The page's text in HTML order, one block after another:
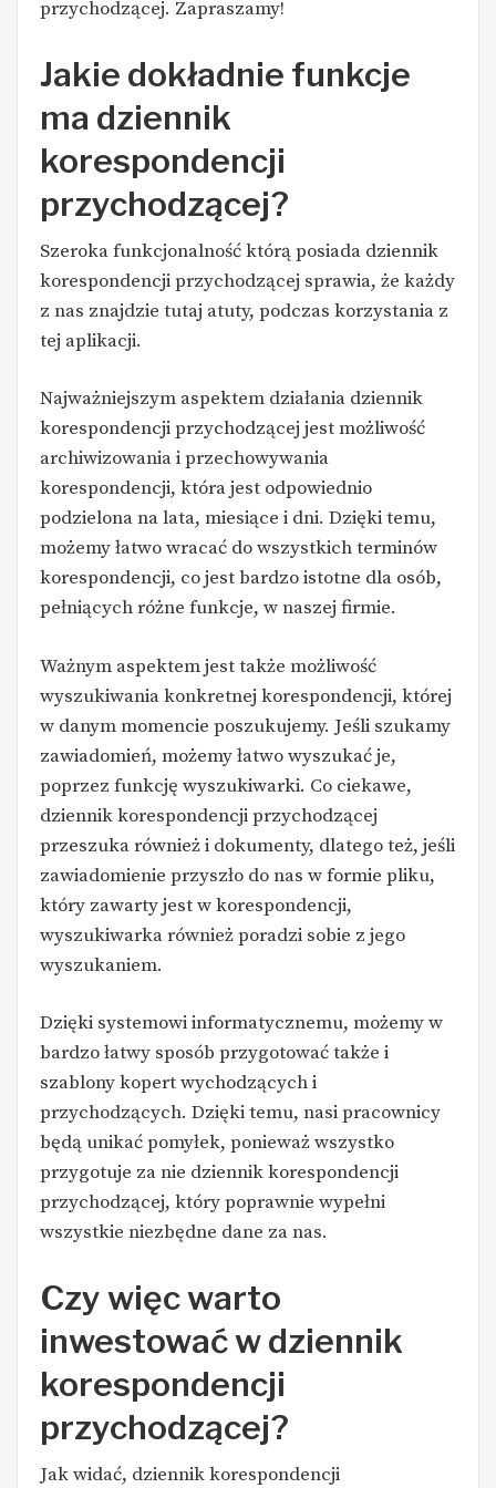
przychodzącej. Zapraszamy!
Jakie dokładnie funkcje
ma dziennik
korespondencji
przychodzącej?
Szeroka funkcjonalność którą posiada dziennik
korespondencji przychodzącej sprawia, że każdy
z nas znajdzie tutaj atuty, podczas korzystania z
tej aplikacji.
Najważniejszym aspektem działania dziennik
korespondencji przychodzącej jest możliwość
archiwizowania i przechowywania
korespondencji, która jest odpowiednio
podzielona na lata, miesiące i dni. Dzięki temu,
możemy łatwo wracać do wszystkich terminów
korespondencji, co jest bardzo istotne dla osób,
pełniących różne funkcje, w naszej firmie.
Ważnym aspektem jest także możliwość
wyszukiwania konkretnej korespondencji, której
w danym momencie poszukujemy. Jeśli szukamy
zawiadomień, możemy łatwo wyszukać je,
poprzez funkcję wyszukiwarki. Co ciekawe,
dziennik korespondencji przychodzącej
przeszuka również i dokumenty, dlatego też, jeśli
zawiadomienie przyszło do nas w formie pliku,
który zawarty jest w korespondencji,
wyszukiwarka również poradzi sobie z jego
wyszukaniem.
Dzięki systemowi informatycznemu, możemy w
bardzo łatwy sposób przygotować także i
szablony kopert wychodzących i
przychodzących. Dzięki temu, nasi pracownicy
będą unikać pomyłek, ponieważ wszystko
przygotuje za nie dziennik korespondencji
przychodzącej, który poprawnie wypełni
wszystkie niezbędne dane za nas.
Czy więc warto
inwestować w dziennik
korespondencji
przychodzącej?
Jak widać, dziennik korespondencji